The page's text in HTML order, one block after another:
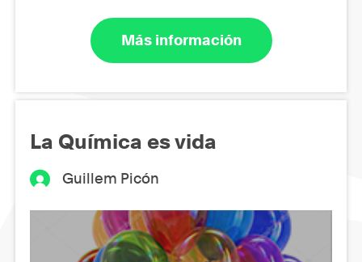
Más información
La Química es vida
Guillem Picón